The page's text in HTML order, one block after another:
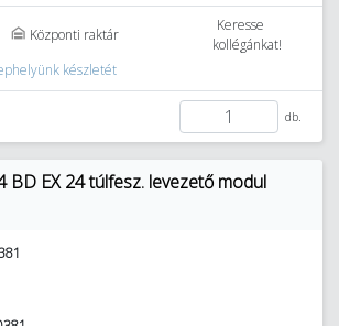
Központi raktár
Keresse
kollégánkat!
készletét
db.
BD EX 24 túlfesz. levezető modul